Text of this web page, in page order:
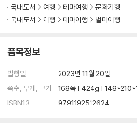
국내도서
여행 테마여행
문화기행
국내도서
여행 테마여행 별미여행
품목정보
발행일
2023년 11월 20일
쪽수, 무게, 크기
168쪽 | 424g |
ISBN13
9791192512624